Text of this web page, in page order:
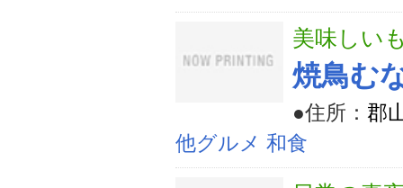
美味しい
焼鳥む
●住所： 郡
他グルメ 和食